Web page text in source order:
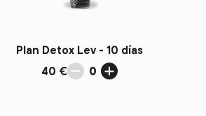
Plan Detox Lev - 10 días
40 €
0